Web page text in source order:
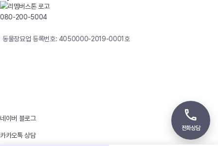
080-200-5004
동물장묘업 등록번호: 4050000-2019-0001호
네이버 블로그
카카오톡 상담
전화상담